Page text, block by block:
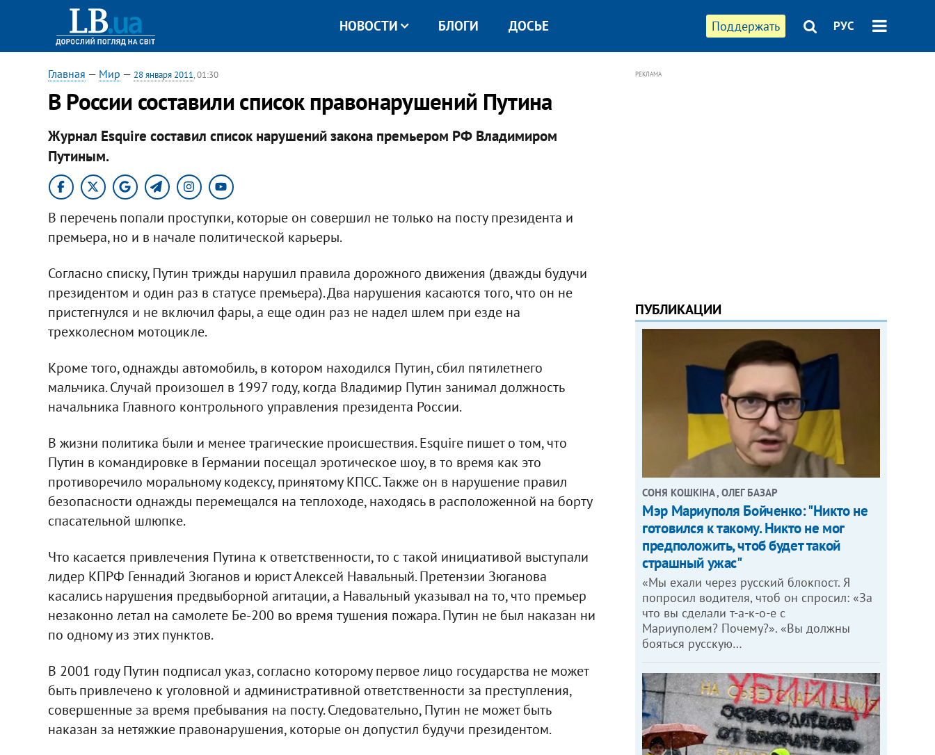
Поддержать РУС
НОВОСТИ БЛОГИ ДОСЬЕ
Главная — Мир — 28 января 2011, 01:30
В России составили список правонарушений Путина
Журнал Esquire составил список нарушений закона премьером РФ Владимиром
Путиным.
В перечень попали проступки, которые он совершил не только на посту президента и
премьера, но и в начале политической карьеры.
Согласно списку, Путин трижды нарушил правила дорожного движения (дважды будучи
президентом и один раз в статусе премьера). Два нарушения касаются того, что он не
пристегнулся и не включил фары, а еще один раз не надел шлем при езде на
трехколесном мотоцикле.
Кроме того, однажды автомобиль, в котором находился Путин, сбил пятилетнего
мальчика. Случай произошел в 1997 году, когда Владимир Путин занимал должность
начальника Главного контрольного управления президента России.
В жизни политика были и менее трагические происшествия. Esquire пишет о том, что
Путин в командировке в Германии посещал эротическое шоу, в то время как это
противоречило моральному кодексу, принятому КПСС. Также он в нарушение правил
безопасности однажды перемещался на теплоходе, находясь в расположенной на борту
спасательной шлюпке.
Что касается привлечения Путина к ответственности, то с такой инициативой выступали
лидер КПРФ Геннадий Зюганов и юрист Алексей Навальный. Претензии Зюганова
касались нарушения предвыборной агитации, а Навальный указывал на то, что премьер
незаконно летал на самолете Бе-200 во время тушения пожара. Путин не был наказан ни
по одному из этих пунктов.
В 2001 году Путин подписал указ, согласно которому первое лицо государства не может
быть привлечено к уголовной и административной ответственности за преступления,
совершенные за время пребывания на посту. Следовательно, Путин не может быть
наказан за нетяжкие правонарушения, которые он допустил будучи президентом.
РЕКЛАМА
ПУБЛИКАЦИИ
СОНЯ КОШКІНА , ОЛЕГ БАЗАР
Мэр Мариуполя Бойченко: "Никто не
готовился к такому. Никто не мог
предположить, чтоб будет такой
страшный ужас"
«Мы ехали через русский блокпост. Я
попросил водителя, чтоб он спросил: «За
что вы сделали т-а-к-о-е с
Мариуполем? Почему?». «Вы должны
бояться русскую…